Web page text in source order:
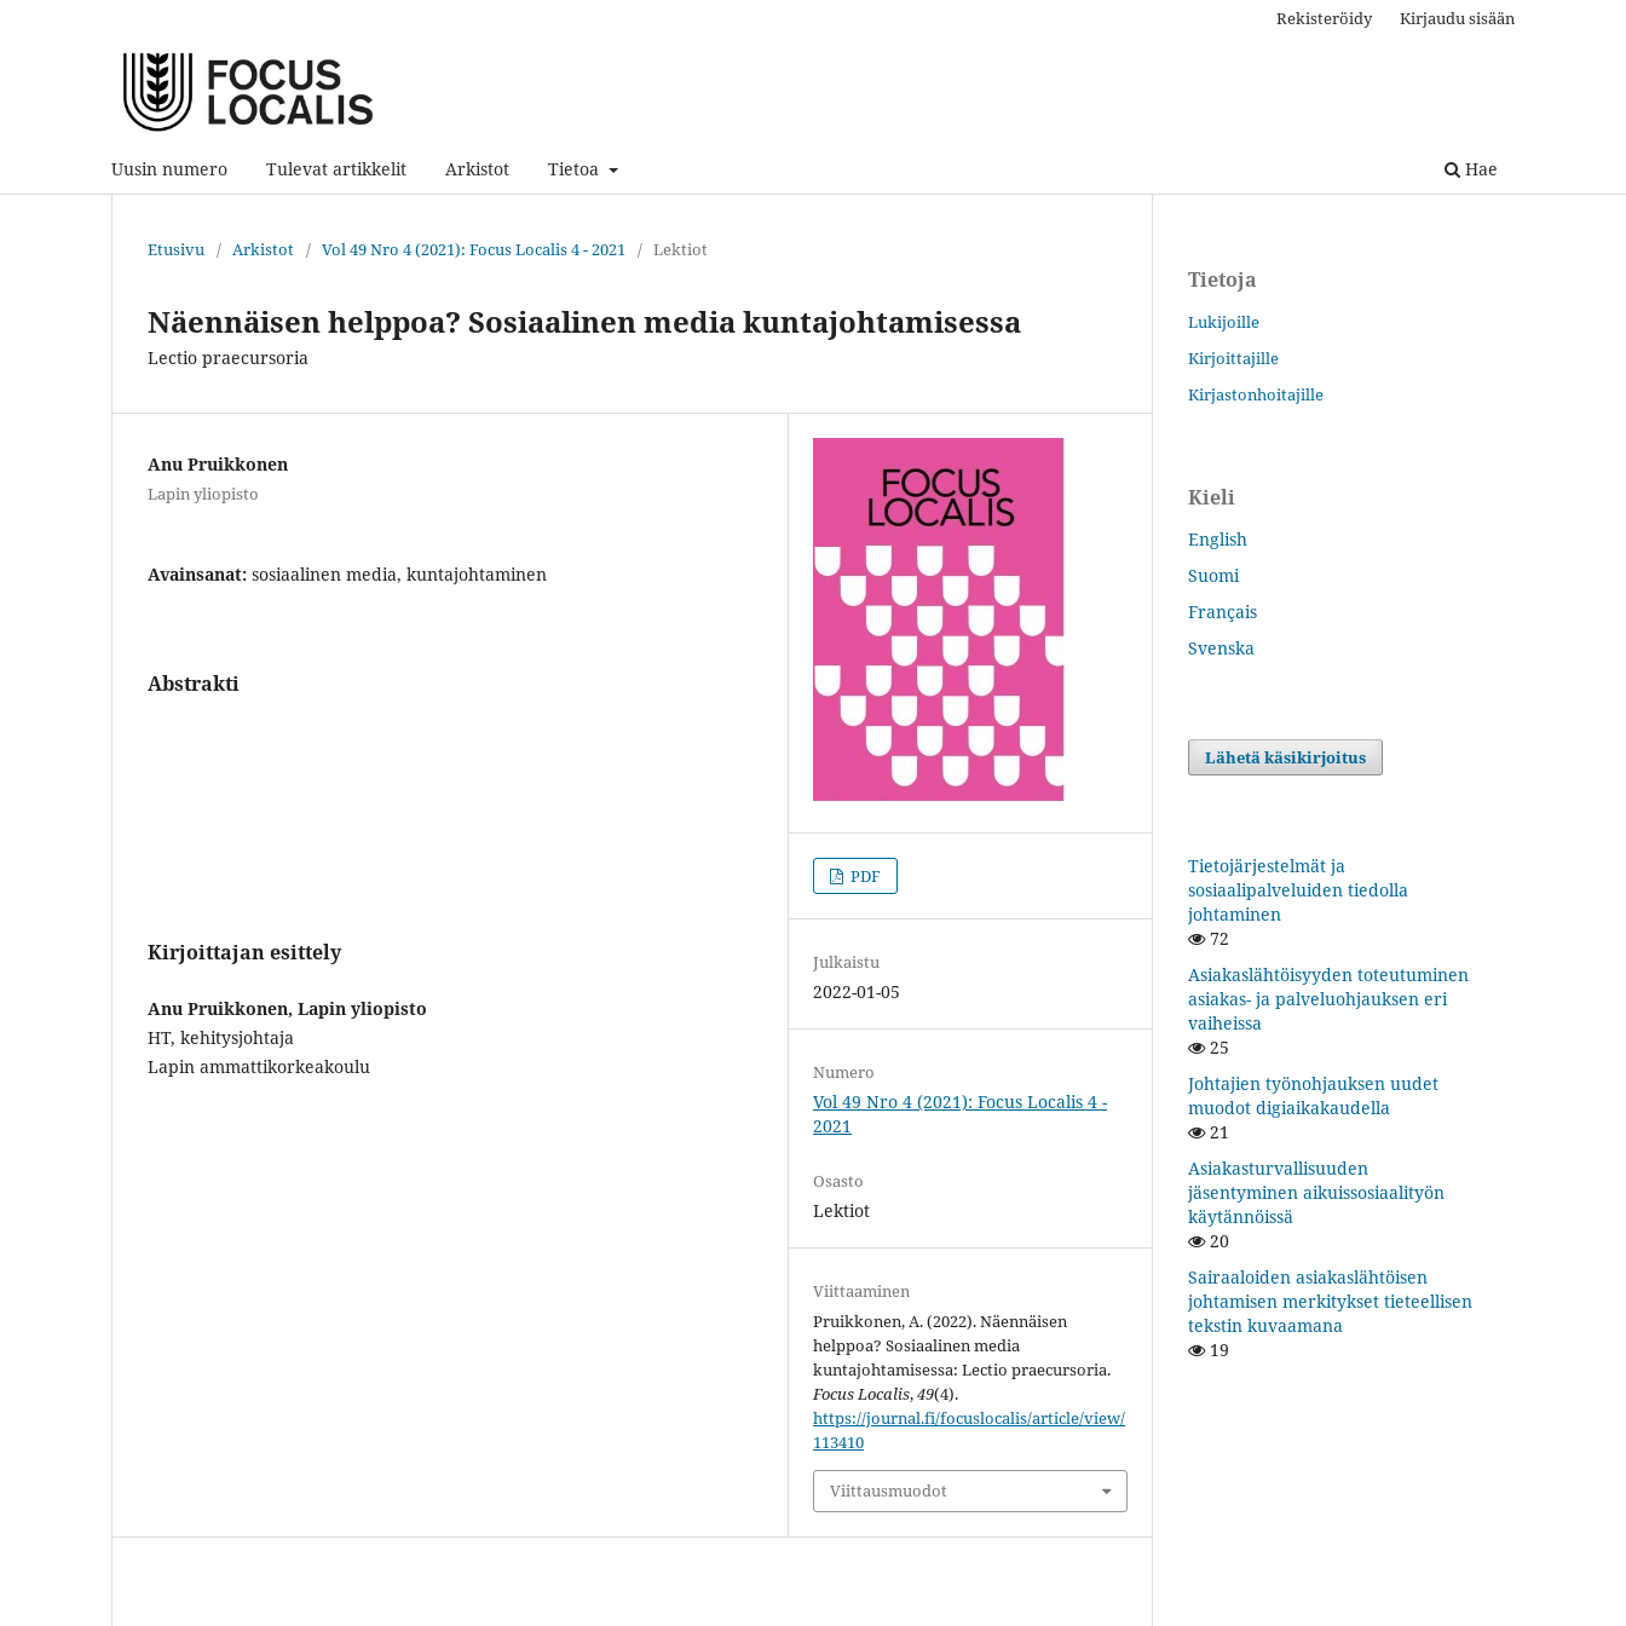
Uusin numero Tulevat artikkelit Arkistot Tietoa Hae
Rekisteröidy Kirjaudu sisään
Etusivu / Arkistot / Vol 49 Nro 4 (2021): Focus Localis 4 - 2021 / Lektiot
Näennäisen helppoa? Sosiaalinen media kuntajohtamisessa
Lectio praecursoria
Anu Pruikkonen
Lapin yliopisto
Avainsanat: sosiaalinen media, kuntajohtaminen
Abstrakti
Kirjoittajan esittely
Anu Pruikkonen, Lapin yliopisto
HT, kehitysjohtaja
Lapin ammattikorkeakoulu
PDF
Julkaistu
2022-01-05
Numero
Vol 49 Nro 4 (2021): Focus Localis 4 -
2021
Osasto
Lektiot
Viittaaminen
Pruikkonen, A. (2022). Näennäisen
helppoa? Sosiaalinen media
kuntajohtamisessa: Lectio praecursoria.
Focus Localis,49(4).
https://journal.fi/focuslocalis/article/view/
113410
Viittausmuodot
Tietoja
Lukijoille
Kirjoittajille
Kirjastonhoitajille
Kieli
English
Suomi
Français
Svenska
Lähetä käsikirjoitus
Tietojärjestelmät ja
sosiaalipalveluiden tiedolla
johtaminen
72
Asiakaslähtöisyyden toteutuminen
asiakas- ja palveluohjauksen eri
vaiheissa
25
Johtajien työnohjauksen uudet
muodot digiaikakaudella
21
Asiakasturvallisuuden
jäsentyminen aikuissosiaalityön
käytännöissä
20
Sairaaloiden asiakaslähtöisen
johtamisen merkitykset tieteellisen
tekstin kuvaamana
19